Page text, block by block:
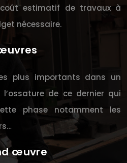
estimatif de travaux à
nécessaire.
plus importants dans un
de ce dernier qui
phase notamment les
œuvre